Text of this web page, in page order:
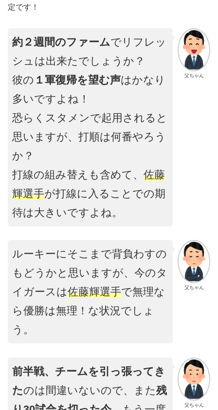
定です！
父ちゃん
約２週間のファームでリフレッ
シュは出来たでしょうか？
彼の １軍復帰を望む声はかなり
多いですよね！
恐らくスタメンで起用されると
思いますが、打順は何番やろう
か？
打線の組み替えも含めて、 佐藤
輝選手が打線に入ることでの期
待は大きいですよね。
父ちゃん
ルーキーにそこまで背負わすの
もどうかと思いますが、今のタ
イガースは佐藤輝選手で無理な
ら優勝は無理！な状況でしょ
う。
父ちゃん
前半戦、チームを引っ張ってき
たのは間違いないので、また残